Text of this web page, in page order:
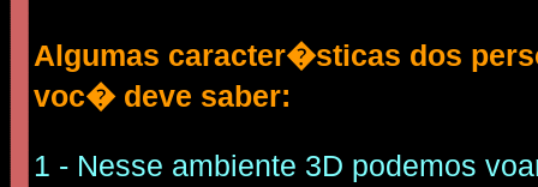
Algumas caracter�sticas dos
voc� deve saber:
1 - Nesse ambiente 3D podemos